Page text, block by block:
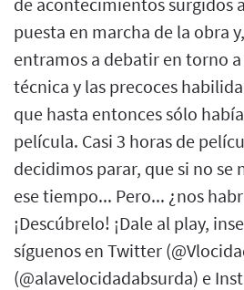
puesta en marcha de la obra
entramos a debatir en torno
técnica y las precoces
que hasta entonces sólo
película. Casi 3 horas de
decidimos parar, que si no se
ese tiempo... Pero... ¿nos
¡Descúbrelo! ¡Dale al play,
síguenos en Twitter
(@alavelocidadabsurda) e